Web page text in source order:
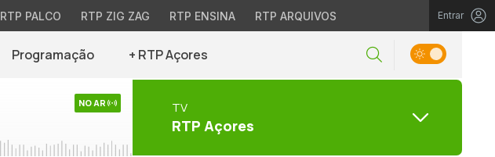
RTP PALCO RTP ZIG ZAG RTP ENSINA RTP ARQUIVOS Entrar
Programação + RTP Açores
NO AR TV
RTP Açores